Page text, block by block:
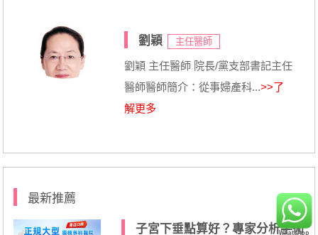
劉穎 主任醫師
劉穎 主任醫師 院長/黨支部書記主任
醫師醫師簡介：從事婦產科...>>了
解更多
最新推薦
子宮下垂點算好？專家分析手術